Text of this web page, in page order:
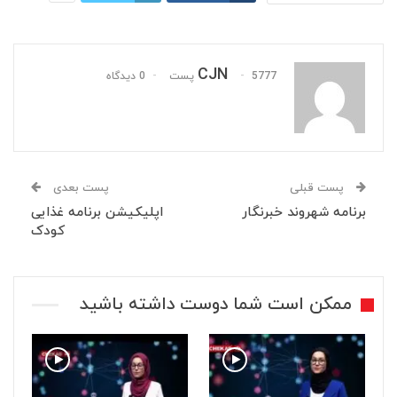
CJN 5777 پست 0 دیدگاه
پست قبلی
برنامه شهروند خبرنگار
پست بعدی
اپلیکیشن برنامه غذایی
کودک
ممکن است شما دوست داشته باشید